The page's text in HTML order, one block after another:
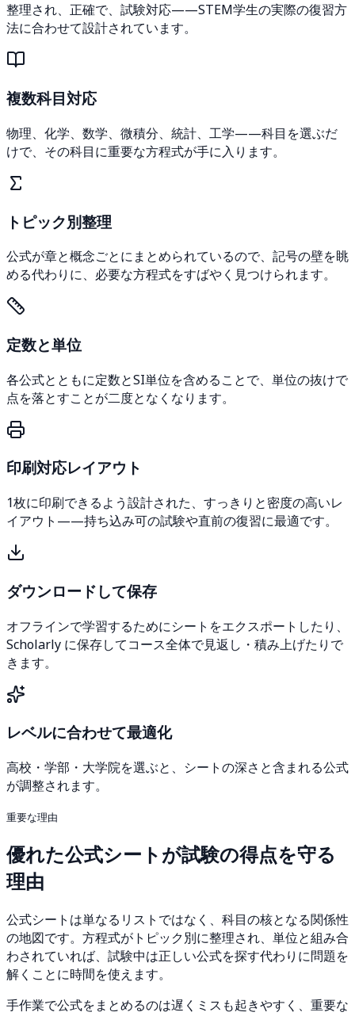
整理され、正確で、試験対応——STEM学生の実際の復習方
法に合わせて設計されています。
複数科目対応
物理、化学、数学、微積分、統計、工学——科目を選ぶだ
けで、その科目に重要な方程式が手に入ります。
トピック別整理
公式が章と概念ごとにまとめられているので、記号の壁を眺
める代わりに、必要な方程式をすばやく見つけられます。
定数と単位
各公式とともに定数とSI単位を含めることで、単位の抜けで
点を落とすことが二度となくなります。
印刷対応レイアウト
1枚に印刷できるよう設計された、すっきりと密度の高いレ
イアウト——持ち込み可の試験や直前の復習に最適です。
ダウンロードして保存
オフラインで学習するためにシートをエクスポートしたり、
Scholarly に保存してコース全体で見返し・積み上げたりで
きます。
レベルに合わせて最適化
高校・学部・大学院を選ぶと、シートの深さと含まれる公式
が調整されます。
重要な理由
優れた公式シートが試験の得点を守る
理由
公式シートは単なるリストではなく、科目の核となる関係性
の地図です。方程式がトピック別に整理され、単位と組み合
わされていれば、試験中は正しい公式を探す代わりに問題を
解くことに時間を使えます。
手作業で公式をまとめるのは遅くミスも起きやすく、重要な